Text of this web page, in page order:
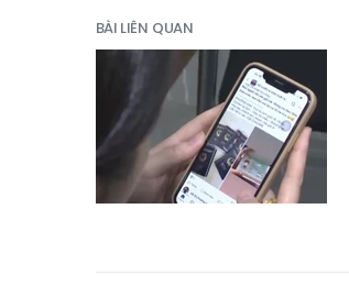
BÀI LIÊN QUAN